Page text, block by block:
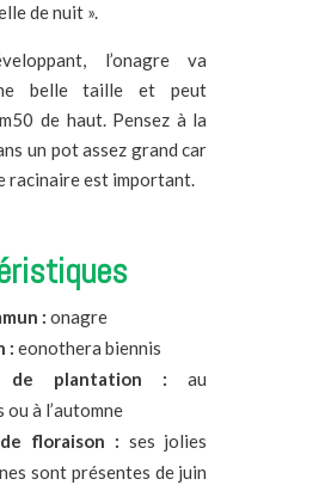
de nuit ».
l’onagre va
belle taille et peut
de haut. Pensez à la
un pot assez grand car
racinaire est important.
: onagre
: eonothera biennis
de plantation :au
ou à l’automne
floraison : ses jolies
sont présentes de juin